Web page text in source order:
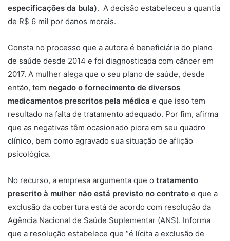
especificações da bula). A decisão estabeleceu a quantia
de R$ 6 mil por danos morais.
Consta no processo que a autora é beneficiária do plano
de saúde desde 2014 e foi diagnosticada com câncer em
2017. A mulher alega que o seu plano de saúde, desde
então, tem negado o fornecimento de diversos
medicamentos prescritos pela médica e que isso tem
resultado na falta de tratamento adequado. Por fim, afirma
que as negativas têm ocasionado piora em seu quadro
clínico, bem como agravado sua situação de aflição
psicológica.
No recurso, a empresa argumenta que o tratamento
prescrito à mulher não está previsto no contrato e que a
exclusão da cobertura está de acordo com resolução da
Agência Nacional de Saúde Suplementar (ANS). Informa
que a resolução estabelece que “é lícita a exclusão de